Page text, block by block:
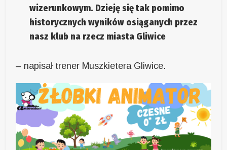
wizerunkowym. Dzieję się tak pomimo
historycznych wyników osiąganych przez
nasz klub na rzecz miasta Gliwice
– napisał trener Muszkietera Gliwice.